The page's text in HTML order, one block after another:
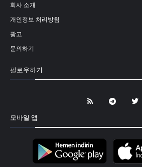
회사 소개
개인정보 처리방침
광고
문의하기
팔로우하기
모바일 앱